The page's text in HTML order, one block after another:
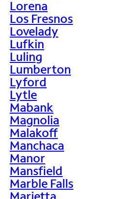
Lorena
Los Fresnos
Lovelady
Lufkin
Luling
Lumberton
Lyford
Lytle
Mabank
Magnolia
Malakoff
Manchaca
Manor
Mansfield
Marble Falls
Marietta